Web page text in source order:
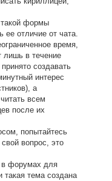
формы
ее отличие от чата.
время,
лишь в течение
создавать
интерес
а
всем
после их
попытайтесь
вопрос, это
в форумах для
такая тема создана